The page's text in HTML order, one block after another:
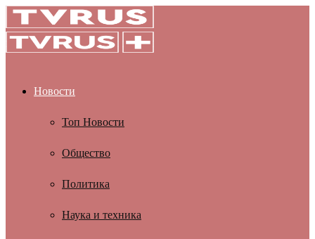
Новости
Топ Новости
Общество
Политика
Наука и техника